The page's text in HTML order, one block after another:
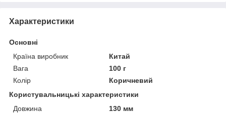
Характеристики
Основні
Країна виробник
Китай
Вага
100 г
Колір
Коричневий
Користувальницькі характеристики
Довжина
130 мм